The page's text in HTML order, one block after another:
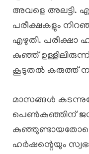
അവളെ അലട്ടി.
പരീക്ഷകളും
എഴുതി. പരീക്ഷാ
കുഞ്ഞ്
കൂടുതൽ കരുത്ത്
മാസങ്ങൾ
പെൺകുഞ്ഞിന്
ഹർഷന്റെയും